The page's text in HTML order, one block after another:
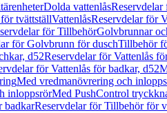
Dolda vattenlåsReservdelar
tvättställVattenlåsReservdelar för
för TillbehörGolvbrunnar
för Golvbrunn för duschTillbehör
d52Reservdelar för Vattenlås
för Vattenlås för badkar, d52
Med vredmanövrering och
inloppsrörMed PushControl
badkarReservdelar för Tillbehör för